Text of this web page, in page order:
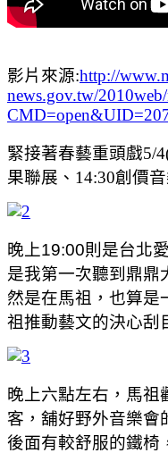
影片來源:http://
news.gov.tw/
緊接著春藝重頭戲5/
果聯展、14:30創價
晚上19:00則是台北
是我第一次聽到鼎鼎
然是在馬祖，也算是
祖推動藝文的決心刮
晚上六點左右，馬祖
客，舖好野外音樂會
後面有較舒服的鐵椅